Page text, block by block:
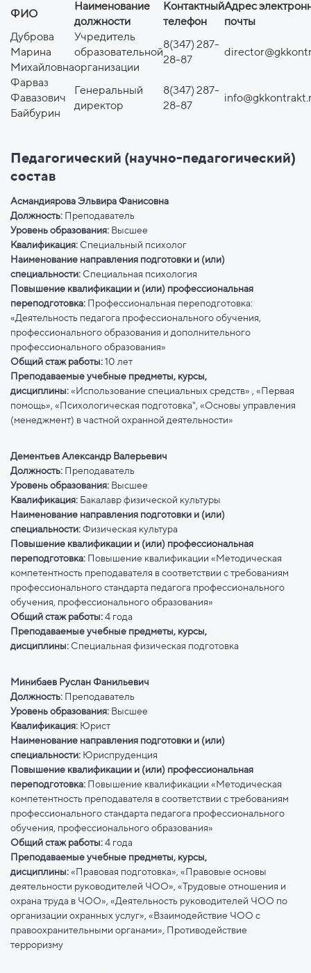
ФИО
Наименование
должности
Контактный
телефон
Адрес
почты
Дуброва
Марина
Михайловна
Учредитель
образовательной
организации
8(347) 287-
28-87
Фарваз
Фавазович
Байбурин
Генеральный
директор
8(347) 287-
28-87
Педагогический (научно-педагогический)
состав
Асмандиярова Эльвира Фанисовна
Должность: Преподаватель
Уровень образования: Высшее
Квалификация: Специальный психолог
Наименование направления подготовки и (или)
специальности: Специальная психология
Повышение квалификации и (или) профессиональная
переподготовка: Профессиональная переподготовка:
«Деятельность педагога профессионального обучения,
профессионального образования и дополнительного
профессионального образования»
Общий стаж работы:10 лет
Преподаваемые учебные предметы, курсы,
дисциплины:«Использование специальных средств» , «Первая
помощь», «Психологическая подготовка", «Основы управления
(менеджмент) в частной охранной деятельности»
Дементьев Александр Валерьевич
Должность: Преподаватель
Уровень образования: Высшее
Квалификация: Бакалавр физической культуры
Наименование направления подготовки и (или)
специальности:Физическая культура
Повышение квалификации и (или) профессиональная
переподготовка: Повышение квалификации «Методическая
компетентность преподавателя в соответствии с требованиям
профессионального стандарта педагога профессионального
обучения, профессионального образования»
Общий стаж работы:4 года
Преподаваемые учебные предметы, курсы,
дисциплины: Специальная физическая подготовка
Минибаев Руслан Фанильевич
Должность: Преподаватель
Уровень образования: Высшее
Квалификация: Юрист
Наименование направления подготовки и (или)
специальности: Юриспруденция
Повышение квалификации и (или) профессиональная
переподготовка: Повышение квалификации «Методическая
компетентность преподавателя в соответствии с требованиям
профессионального стандарта педагога профессионального
обучения, профессионального образования»
Общий стаж работы:4 года
Преподаваемые учебные предметы, курсы,
дисциплины:«Правовая подготовка», «Правовые основы
деятельности руководителей ЧОО», «Трудовые отношения и
охрана труда в ЧОО», «Деятельность руководителей ЧОО по
организации охранных услуг», «Взаимодействие ЧОО с
правоохранительными органами», Противодействие
терроризму